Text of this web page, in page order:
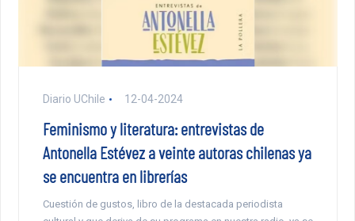
Diario UChile 12-04-2024
Feminismo y literatura: entrevistas de
Antonella Estévez a veinte autoras chilenas ya
se encuentra en librerías
Cuestión de gustos, libro de la destacada periodista